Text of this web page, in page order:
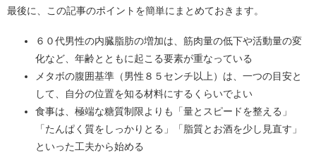
最後に、この記事のポイントを簡単にまとめておきます。
６０代男性の内臓脂肪の増加は、筋肉量の低下や活動量の変
化など、年齢とともに起こる要素が重なっている
メタボの腹囲基準（男性８５センチ以上）は、一つの目安と
して、自分の位置を知る材料にするくらいでよい
食事は、極端な糖質制限よりも「量とスピードを整える」
「たんぱく質をしっかりとる」「脂質とお酒を少し見直す」
といった工夫から始める